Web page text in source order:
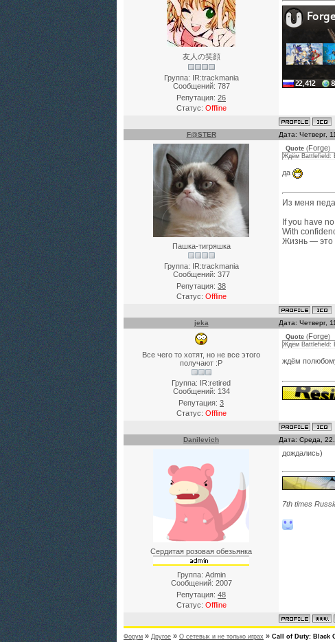
友人の笑顔
Группа: IR:trackmania
Сообщений: 787
Репутация: 26
Статус: Offline
F@STER Дата: Четверг,
Пашка-тигряшка
Группа: IR:trackmania
Сообщений: 377
Репутация: 38
Статус: Offline
Quote (Forge)
Ждём Battlefield:
да
Из меня
If you have
With
Жизнь — это
jeka Дата: Четверг,
Все чего то хотят, но не все этого
получают :P
Группа: IR:retired
Сообщений: 134
Репутация: 3
Статус: Offline
Quote (Forge)
Ждём Battlefield:
ждём
Danilevich Дата: Среда,
Сердитая розовая обезьянка
Группа: Admin
Сообщений: 2007
Репутация: 48
Статус: Offline
дождались)
7th times
Форум » Другое » О сетевых и не только играх » Call of Duty: Black